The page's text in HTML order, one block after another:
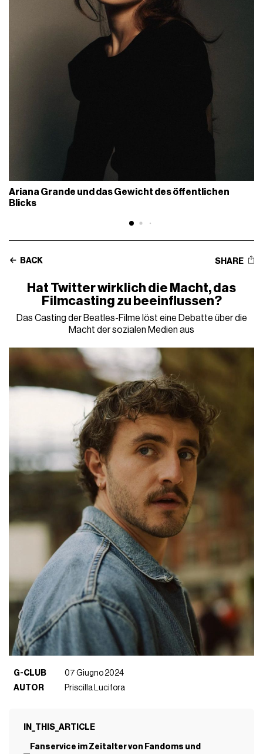
Ariana Grande und das Gewicht des öffentlichen
Blicks
BACK SHARE
Hat Twitter wirklich die Macht, das
Filmcasting zu beeinflussen?
Das Casting der Beatles-Filme löst eine Debatte über die
Macht der sozialen Medien aus
G-CLUB
07 Giugno 2024
AUTOR
Priscilla Lucifora
IN_THIS_ARTICLE
Fanservice im Zeitalter von Fandoms und